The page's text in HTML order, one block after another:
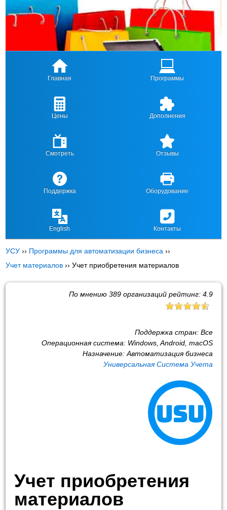
Главная Программы
Цены Дополнения
Смотреть Отзывы
Поддержка Оборудование
English Контакты
УСУ ›› Программы для автоматизации бизнеса ››
Учет материалов ››Учет приобретения материалов
По мнению 389организаций рейтинг: 4.9
Поддержка стран: Все
Операционная система: Windows, Android, macOS
Назначение: Автоматизация бизнеса
Универсальная Система Учета
Учет приобретения
материалов